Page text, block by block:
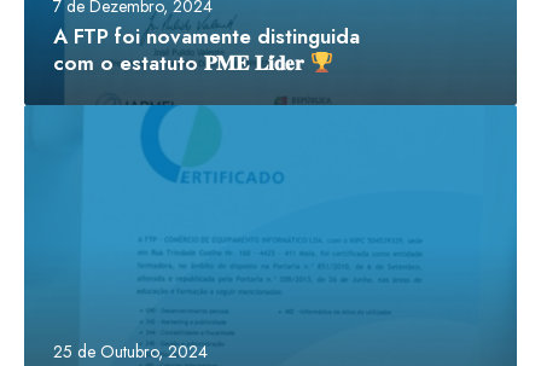
7 de Dezembro, 2024
A FTP foi novamente distinguida
com o estatuto 𝐏𝐌𝐄 𝐋𝐢́𝐝𝐞𝐫
25 de Outubro, 2024